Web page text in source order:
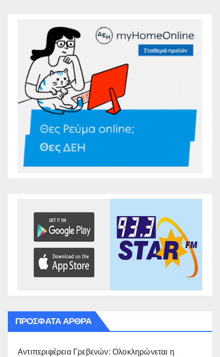
ΠΡΌΣΦΑΤΑ ΆΡΘΡΑ
Αντιπεριφέρεια Γρεβενών: Ολοκληρώνεται η